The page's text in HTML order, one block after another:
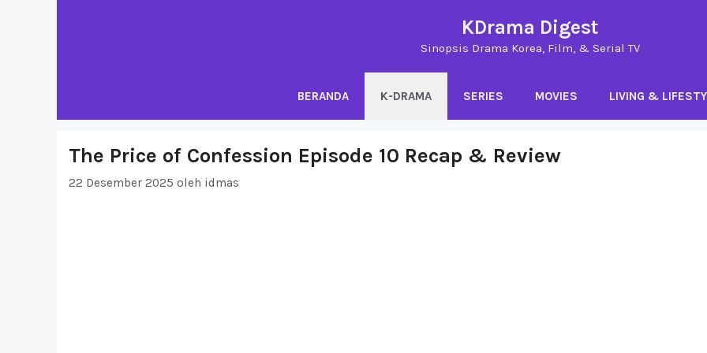
KDrama Digest
Sinopsis Drama Korea, Film, & Serial TV
BERANDA K-DRAMA SERIES MOVIES LIVING &
The Price of Confession Episode 10 Recap & Review
22 Desember 2025 oleh idmas